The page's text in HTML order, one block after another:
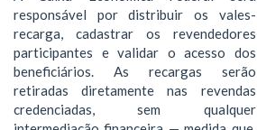
responsável por distribuir os vales-
recarga, cadastrar os revendedores
participantes e validar o acesso dos
beneficiários. As recargas serão
retiradas diretamente nas revendas
credenciadas, sem qualquer